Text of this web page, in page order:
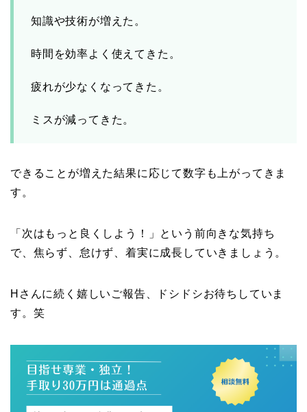
知識や技術が増えた。
時間を効率よく使えてきた。
疲れが少なくなってきた。
ミスが減ってきた。
できることが増えた結果に応じて数字も上がってきま
す。
「次はもっと良くしよう！」という前向きな気持ち
で、焦らず、怠けず、着実に成長していきましょう。
Hさんに続く嬉しいご報告、ドシドシお待ちしていま
す。笑